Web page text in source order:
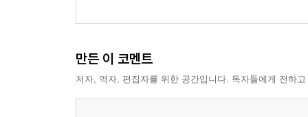
2. Melomanie
MELANCOLIQUE VILLEGIATURE DE MADAME
PORTRAITS DE PEINTRES ET DE MUSICIENS
만든 이 코멘트
저자, 역자, 편집자를 위한 공간입니다. 독자들에게 전하